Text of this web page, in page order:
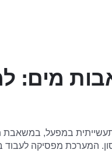
מים:
במפעל, במשאבת
המערכת מפסיקה לעבוד